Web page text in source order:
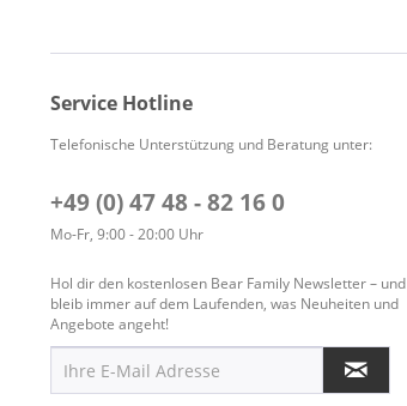
Service Hotline
Telefonische Unterstützung und Beratung unter:
+49 (0) 47 48 - 82 16 0
Mo-Fr, 9:00 - 20:00 Uhr
Hol dir den kostenlosen Bear Family Newsletter – und
bleib immer auf dem Laufenden, was Neuheiten und
Angebote angeht!